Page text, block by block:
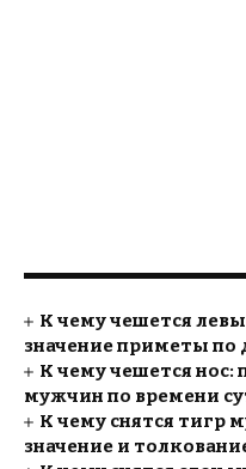
К чему чешется
значение приметы по
К чему чешется
мужчин по времени
К чему снятся тигр
значение и